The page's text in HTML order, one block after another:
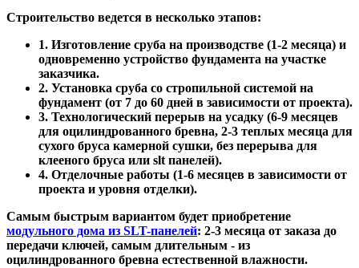
Строительство ведется в несколько этапов:
1. Изготовление сруба на производстве (1-2 месяца) и
одновременно устройство фундамента на участке
заказчика.
2. Установка сруба со стропильной системой на
фундамент (от 7 до 60 дней в зависимости от проекта).
3. Технологический перерыв на усадку (6-9 месяцев
для оцилиндрованного бревна, 2-3 теплых месяца для
сухого бруса камерной сушки, без перерыва для
клееного бруса или slt панелей).
4. Отделочные работы (1-6 месяцев в зависимости от
проекта и уровня отделки).
Самым быстрым вариантом будет приобретение
модульного дома из SLT-панелей: 2-3 месяца от заказа до
передачи ключей, самым длительным - из
оцилиндрованного бревна естественной влажности.